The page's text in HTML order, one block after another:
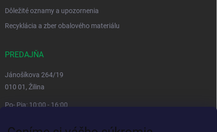
Dôležité oznamy a upozornenia
Recyklácia a zber obalového materiálu
PREDAJŇA
Jánošíkova 264/19
010 01, Žilina
Po- Pia: 10:00 - 16:00
So, Ne: zatvorené